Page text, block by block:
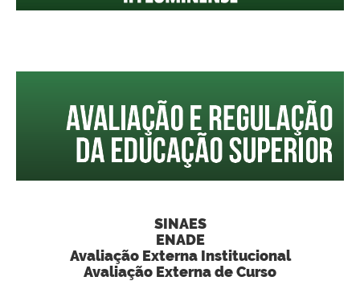
SINAES
ENADE
Avaliação Externa Institucional
Avaliação Externa de Curso